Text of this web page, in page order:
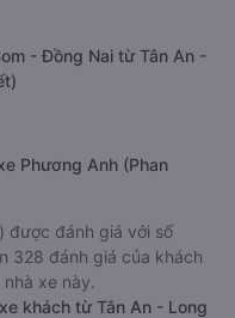
- Đồng Nai từ Tân An -
Phương Anh (Phan
được đánh giá với số
328 đánh giá của khách
xe này.
khách từ Tân An - Long